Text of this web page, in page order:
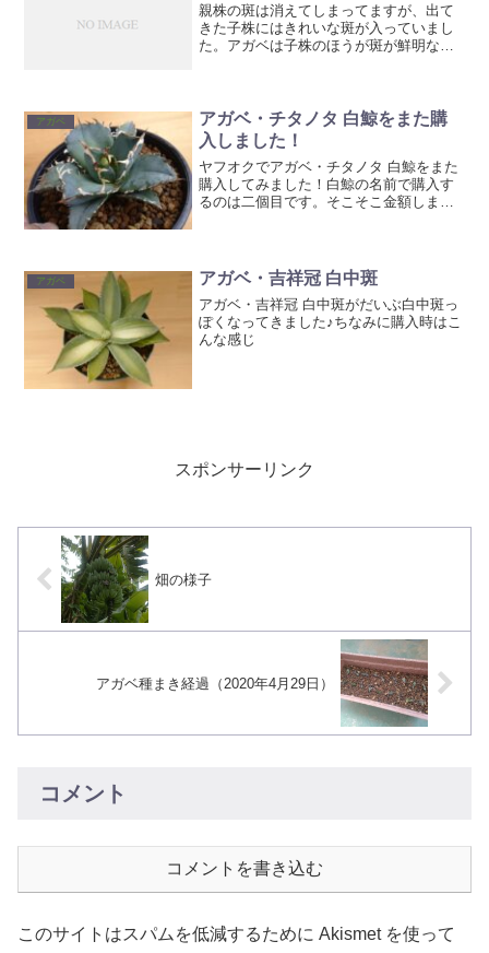
親株の斑は消えてしまってますが、出て
きた子株にはきれいな斑が入っていまし
た。アガベは子株のほうが斑が鮮明なん
アガベ
アガベ・チタノタ 白鯨をまた購
入しました！
ヤフオクでアガベ・チタノタ 白鯨をまた
購入してみました！白鯨の名前で購入す
るのは二個目です。そこそこ金額しまし
のはピンキーとかの方が...
アガベ アガベ・吉祥冠 白中斑
アガベ・吉祥冠 白中斑がだいぶ白中斑っ
ぽくなってきました♪ちなみに購入時はこ
んな感じ
スポンサーリンク
畑の様子
アガベ種まき経過（2020年4月29日）
コメント
コメントを書き込む
このサイトはスパムを低減するために Akismet を使って